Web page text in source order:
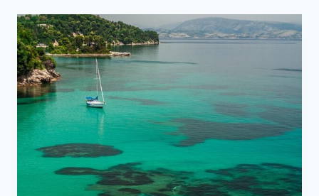
KÖRŰ
BIZTONSÁG
ÉS
GONDTALAN